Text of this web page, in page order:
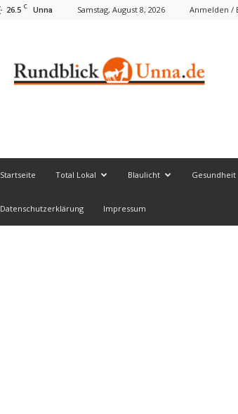
26.5 C Unna Samstag, August 8, 2026 Anmelden /
Startseite Total Lokal Blaulicht Gesundheit
Datenschutzerklärung Impressum